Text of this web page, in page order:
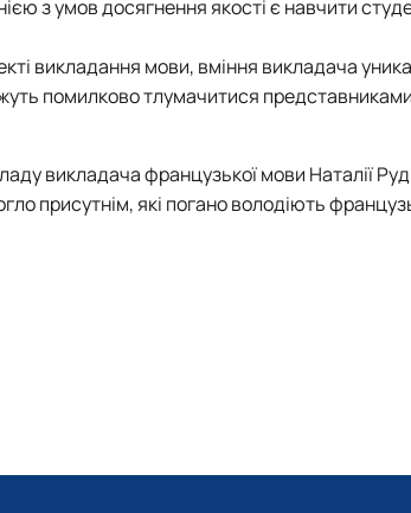
з умов досягнення якості є навчити
викладання мови, вміння викладача
помилково тлумачитися
викладача французької мови Наталії
присутнім, які погано володіють